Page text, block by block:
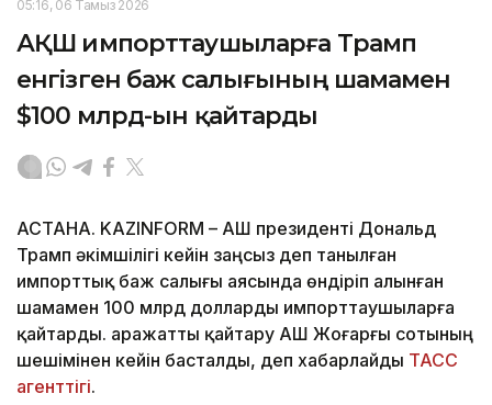
05:16, 06 Тамыз 2026
АҚШ импорттаушыларға Трамп
енгізген баж салығының шамамен
$100 млрд-ын қайтарды
АСТАНА. KAZINFORM – АҚШ президенті Дональд
Трамп әкімшілігі кейін заңсыз деп танылған
импорттық баж салығы аясында өндіріп алынған
шамамен 100 млрд долларды импорттаушыларға
қайтарды. Қаражатты қайтару АҚШ Жоғарғы сотының
шешімінен кейін басталды, деп хабарлайды ТАСС
агенттігі.